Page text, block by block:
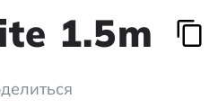
1.5m